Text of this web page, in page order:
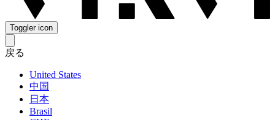
Toggler icon
戻る
United States
中国
日本
Brasil